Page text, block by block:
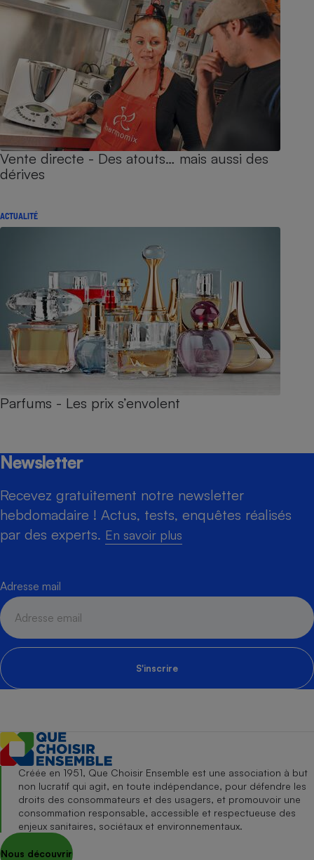
Vente directe - Des atouts… mais aussi des
dérives
ACTUALITÉ
Parfums - Les prix s’envolent
Newsletter
Recevez gratuitement notre newsletter
hebdomadaire ! Actus, tests, enquêtes réalisés
par des experts. En savoir plus
Adresse mail
S'inscrire
Créée en 1951, Que Choisir Ensemble est une association à but
non lucratif qui agit, en toute indépendance, pour défendre les
droits des consommateurs et des usagers, et promouvoir une
consommation responsable, accessible et respectueuse des
enjeux sanitaires, sociétaux et environnementaux.
Nous découvrir